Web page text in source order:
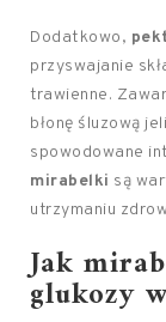
Dodatkowo,
przyswajanie
trawienne.
błonę śluzową
spowodowane
mirabelki są
utrzymaniu
Jak
glukozy